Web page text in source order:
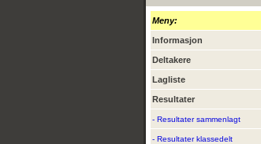
Meny:
Informasjon
Deltakere
Lagliste
Resultater
- Resultater sammenlagt
- Resultater klassedelt